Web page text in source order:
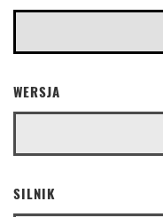
WERSJA
SILNIK